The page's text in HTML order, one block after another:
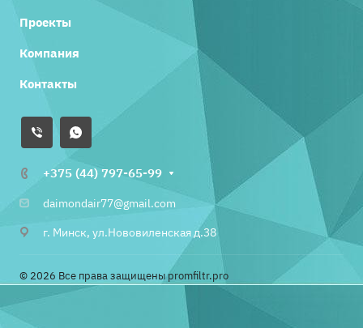
Проекты
Компания
Контакты
+375 (44) 797-65-99
daimondair77@gmail.com
г. Минск, ул.Нововиленская д.38
© 2026 Все права защищены promfiltr.pro